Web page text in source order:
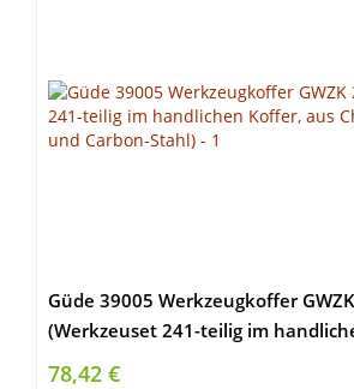
Güde 39005 Werkzeugkoffer
(Werkzeuset 241-teilig im
Chrom-Vanadium und Carbon-Stahl)
78,42 €